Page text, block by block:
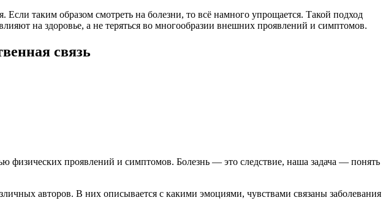
таким образом смотреть на болезни, то всё намного упрощается. Такой подход
на здоровье, а не теряться во многообразии внешних проявлений и симптомов.
связь
физических проявлений и симптомов. Болезнь — это следствие, наша задача — понять
авторов. В них описывается с какими эмоциями, чувствами связаны заболевания